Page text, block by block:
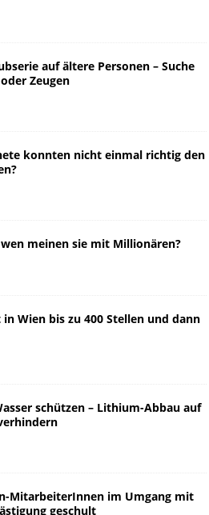
auf ältere Personen – Suche
Zeugen
konnten nicht einmal richtig den
meinen sie mit Millionären?
Wien bis zu 400 Stellen und dann
schützen – Lithium-Abbau auf
MitarbeiterInnen im Umgang mit
geschult